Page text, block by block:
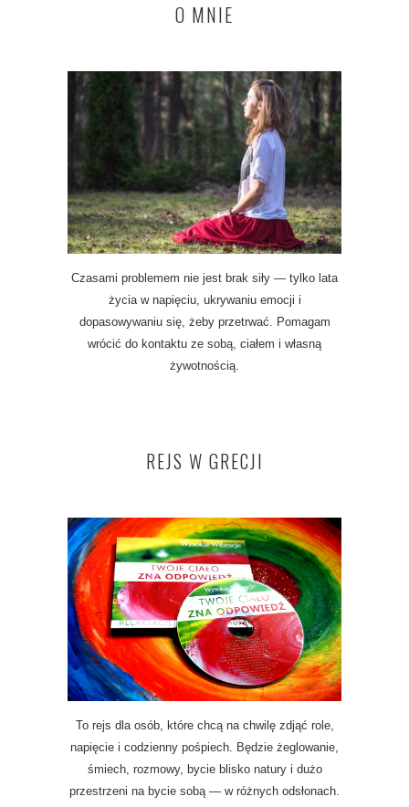
O MNIE
Czasami problemem nie jest brak siły — tylko lata
życia w napięciu, ukrywaniu emocji i
dopasowywaniu się, żeby przetrwać. Pomagam
wrócić do kontaktu ze sobą, ciałem i własną
żywotnością.
REJS W GRECJI
To rejs dla osób, które chcą na chwilę zdjąć role,
napięcie i codzienny pośpiech. Będzie żeglowanie,
śmiech, rozmowy, bycie blisko natury i dużo
przestrzeni na bycie sobą — w różnych odsłonach.